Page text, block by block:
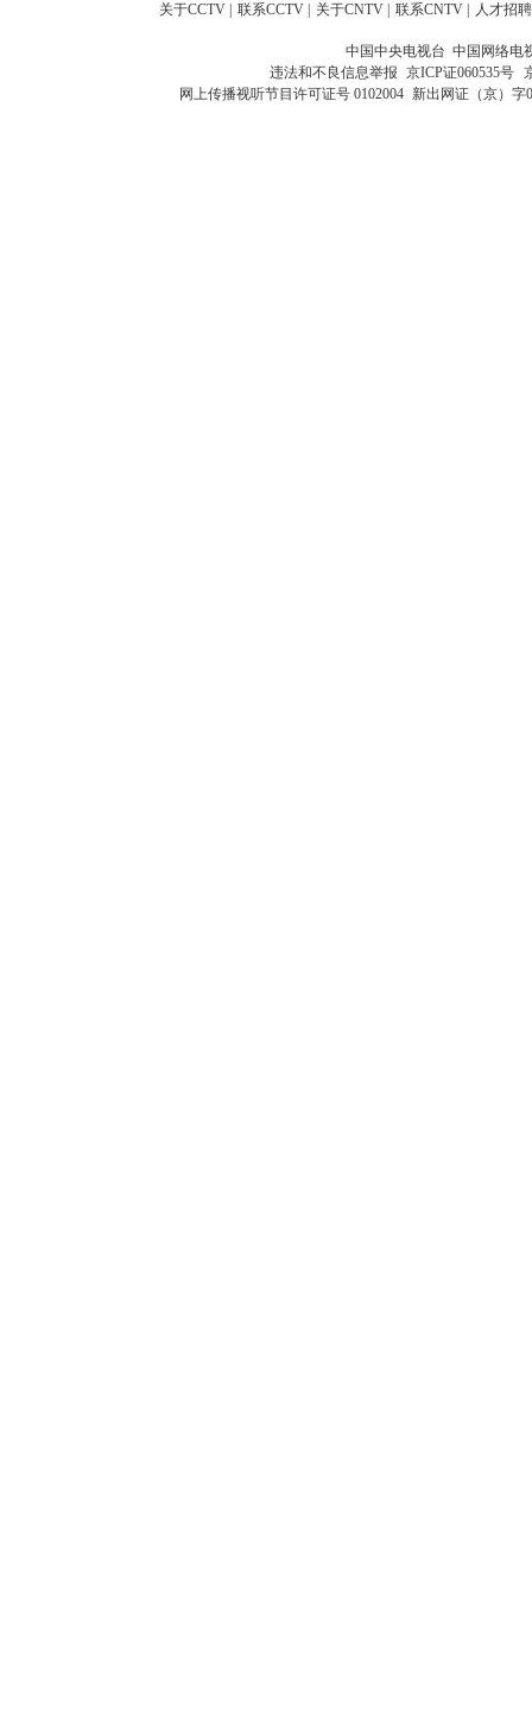
关于CCTV 联系CCTV 关于CNTV 联系CNTV 人才招聘
中国中央电视台 中国网络电
违法和不良信息举报 京ICP证060535号
网上传播视听节目许可证号 0102004 新出网证（京）